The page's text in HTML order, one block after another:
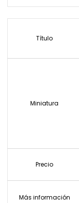
Título
Miniatura
Precio
Más información